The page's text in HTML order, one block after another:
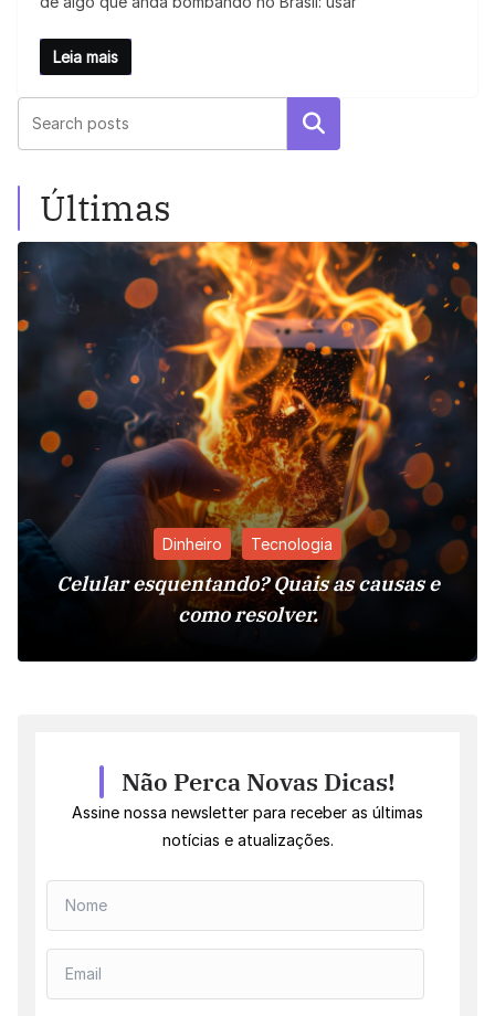
Leia mais
Pesquisar
Últimas
Dinheiro Tecnologia
Celular esquentando? Quais as causas e
como resolver.
Não Perca Novas Dicas!
Assine nossa newsletter para receber as últimas
notícias e atualizações.